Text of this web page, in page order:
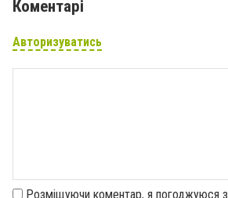
Коментарі
Авторизуватись
Розміщуючи коментар, я погоджуюся з